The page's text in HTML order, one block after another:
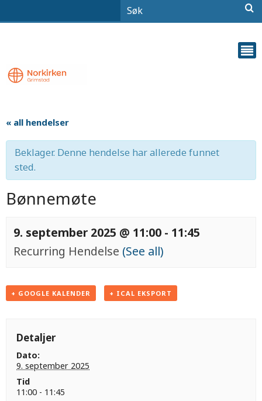
« all hendelser
Beklager. Denne hendelse har allerede funnet
sted.
Bønnemøte
9. september 2025 @ 11:00 - 11:45
Recurring Hendelse (See all)
+ GOOGLE KALENDER + ICAL EKSPORT
Detaljer
Dato:
9. september 2025
Tid
11:00 - 11:45